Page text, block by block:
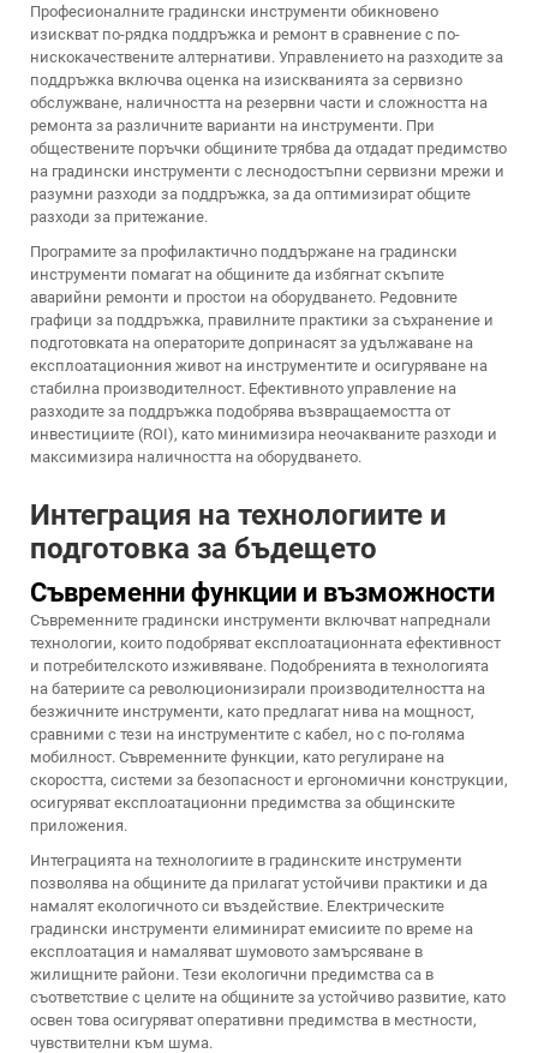
Професионалните градински инструменти обикновено
изискват по-рядка поддръжка и ремонт в сравнение с по-
нискокачествените алтернативи. Управлението на разходите за
поддръжка включва оценка на изискванията за сервизно
обслужване, наличността на резервни части и сложността на
ремонта за различните варианти на инструменти. При
обществените поръчки общините трябва да отдадат предимство
на градински инструменти с леснодостъпни сервизни мрежи и
разумни разходи за поддръжка, за да оптимизират общите
разходи за притежание.
Програмите за профилактично поддържане на градински
инструменти помагат на общините да избягнат скъпите
аварийни ремонти и простои на оборудването. Редовните
графици за поддръжка, правилните практики за съхранение и
подготовката на операторите допринасят за удължаване на
експлоатационния живот на инструментите и осигуряване на
стабилна производителност. Ефективното управление на
разходите за поддръжка подобрява възвращаемостта от
инвестициите (ROI), като минимизира неочакваните разходи и
максимизира наличността на оборудването.
Интеграция на технологиите и
подготовка за бъдещето
Съвременни функции и възможности
Съвременните градински инструменти включват напреднали
технологии, които подобряват експлоатационната ефективност
и потребителското изживяване. Подобренията в технологията
на батериите са революционизирали производителността на
безжичните инструменти, като предлагат нива на мощност,
сравними с тези на инструментите с кабел, но с по-голяма
мобилност. Съвременните функции, като регулиране на
скоростта, системи за безопасност и ергономични конструкции,
осигуряват експлоатационни предимства за общинските
приложения.
Интеграцията на технологиите в градинските инструменти
позволява на общините да прилагат устойчиви практики и да
намалят екологичното си въздействие. Електрическите
градински инструменти елиминират емисиите по време на
експлоатация и намаляват шумовото замърсяване в
жилищните райони. Тези екологични предимства са в
съответствие с целите на общините за устойчиво развитие, като
освен това осигуряват оперативни предимства в местности,
чувствителни към шума.